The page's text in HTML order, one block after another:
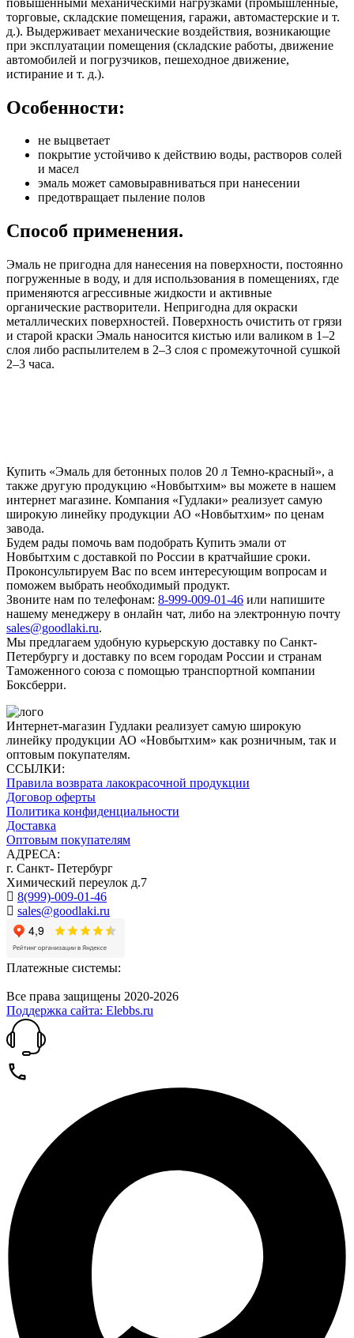
торговые, складские помещения, гаражи, автомастерские и т.
д.). Выдерживает механические воздействия, возникающие
при эксплуатации помещения (складские работы, движение
автомобилей и погрузчиков, пешеходное движение,
истирание и т. д.).
Особенности:
не выцветает
покрытие устойчиво к действию воды, растворов солей
и масел
эмаль может самовыравниваться при нанесении
предотвращает пыление полов
Способ применения.
Эмаль не пригодна для нанесения на поверхности, постоянно
погруженные в воду, и для использования в помещениях, где
применяются агрессивные жидкости и активные
органические растворители. Непригодна для окраски
металлических поверхностей. Поверхность очистить от грязи
и старой краски Эмаль наносится кистью или валиком в 1–2
слоя либо распылителем в 2–3 слоя с промежуточной сушкой
2–3 часа.
Купить «Эмаль для бетонных полов 20 л Темно-красный», а
также другую продукцию «Новбытхим» вы можете в нашем
интернет магазине. Компания «Гудлаки» реализует самую
широкую линейку продукции АО «Новбытхим» по ценам
завода.
Будем рады помочь вам подобрать Купить эмали от
Новбытхим с доставкой по России в кратчайшие сроки.
Проконсультируем Вас по всем интересующим вопросам и
поможем выбрать необходимый продукт.
Звоните нам по телефонам: 8-999-009-01-46 или напишите
нашему менеджеру в онлайн чат, либо на электронную почту
sales@goodlaki.ru.
Мы предлагаем удобную курьерскую доставку по Санкт-
Петербургу и доставку по всем городам России и странам
Таможенного союза с помощью транспортной компании
Боксберри.
Интернет-магазин Гудлаки реализует самую широкую
линейку продукции АО «Новбытхим» как розничным, так и
оптовым покупателям.
ССЫЛКИ:
Правила возврата лакокрасочной продукции
Договор оферты
Политика конфиденциальности
Доставка
Оптовым покупателям
АДРЕСА:
г. Санкт- Петербург
Химический переулок д.7
8(999)-009-01-46
sales@goodlaki.ru
Платежные системы:
Все права защищены 2020-2026
Поддержка сайта: Elebbs.ru